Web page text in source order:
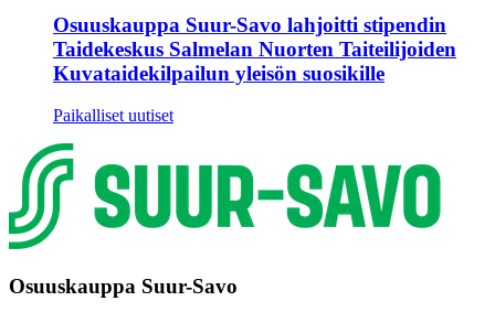
Osuuskauppa Suur-Savo lahjoitti stipendin
Taidekeskus Salmelan Nuorten Taiteilijoiden
Kuvataidekilpailun yleisön suosikille
Paikalliset uutiset
Osuuskauppa Suur-Savo